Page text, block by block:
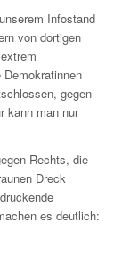
Infostand
von dortigen
gegen
kann man nur
Rechts, die
Dreck
es deutlich: